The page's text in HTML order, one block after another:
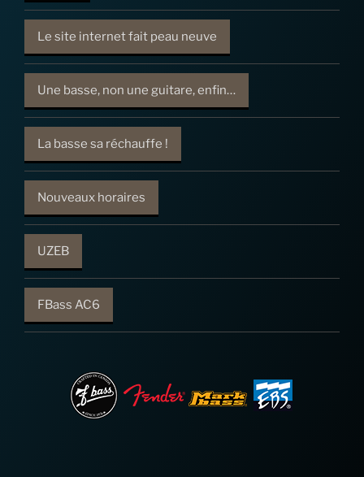
Le site internet fait peau neuve
Une basse, non une guitare, enfin…
La basse sa réchauffe !
Nouveaux horaires
UZEB
FBass AC6